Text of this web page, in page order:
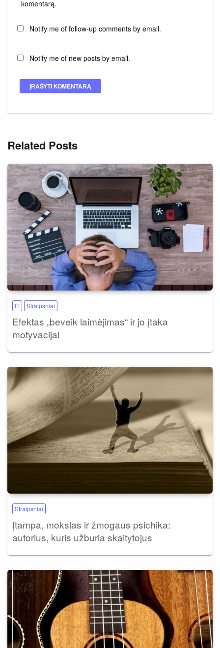
komentarą.
Notify me of follow-up comments by email.
Notify me of new posts by email.
Related Posts
IT Straipsniai
Efektas „beveik laimėjimas“ ir jo įtaka
motyvacijai
Straipsniai
Įtampa, mokslas ir žmogaus psichika:
autorius, kuris užburia skaitytojus